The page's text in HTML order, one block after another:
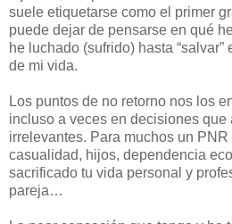
suele etiquetarse como el primer
puede dejar de pensarse en qué
he luchado (sufrido) hasta
de mi vida.
Los puntos de no retorno nos los
incluso a veces en decisiones que
irrelevantes. Para muchos un
casualidad, hijos, dependencia
sacrificado tu vida personal y
pareja…